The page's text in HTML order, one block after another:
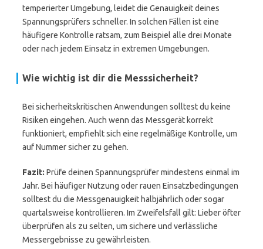
temperierter Umgebung, leidet die Genauigkeit deines
Spannungsprüfers schneller. In solchen Fällen ist eine
häufigere Kontrolle ratsam, zum Beispiel alle drei Monate
oder nach jedem Einsatz in extremen Umgebungen.
Wie wichtig ist dir die Messsicherheit?
Bei sicherheitskritischen Anwendungen solltest du keine
Risiken eingehen. Auch wenn das Messgerät korrekt
funktioniert, empfiehlt sich eine regelmäßige Kontrolle, um
auf Nummer sicher zu gehen.
Fazit: Prüfe deinen Spannungsprüfer mindestens einmal im
Jahr. Bei häufiger Nutzung oder rauen Einsatzbedingungen
solltest du die Messgenauigkeit halbjährlich oder sogar
quartalsweise kontrollieren. Im Zweifelsfall gilt: Lieber öfter
überprüfen als zu selten, um sichere und verlässliche
Messergebnisse zu gewährleisten.